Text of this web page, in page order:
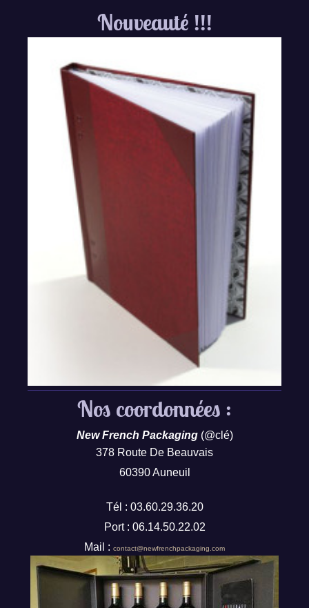
Nouveauté !!!
Nos coordonnées :
New French Packaging (@clé)
378 Route De Beauvais
60390 Auneuil
Tél : 03.60.29.36.20
Port : 06.14.50.22.02
Mail : contact@newfrenchpackaging.com